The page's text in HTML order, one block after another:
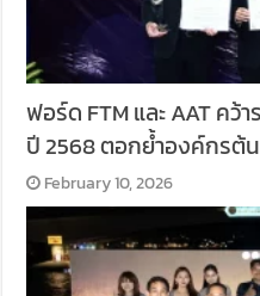
ฟอร์ด FTM และ AAT คว้
ปี 2568 ตอกย้ำองค์กรต้
February 10, 2026